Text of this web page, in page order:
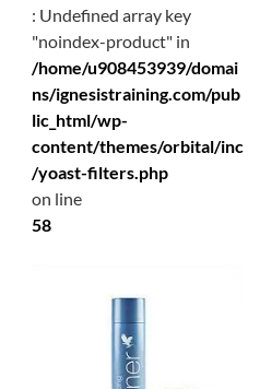
: Undefined array key
"noindex-product" in
/home/u908453939/domai
ns/ignesistraining.com/pub
lic_html/wp-
content/themes/orbital/inc
/yoast-filters.php
on line
58